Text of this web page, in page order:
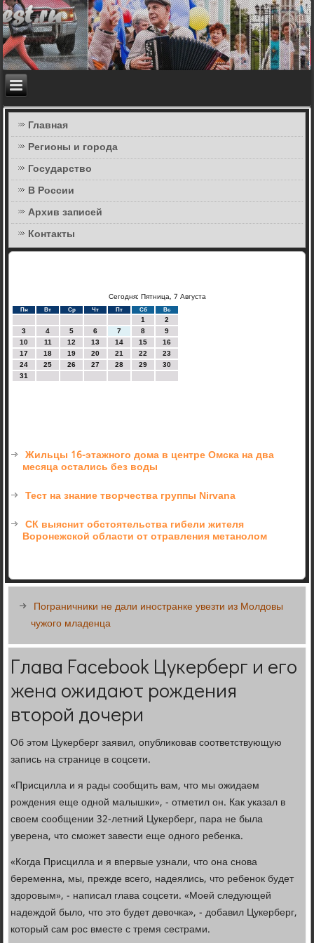
Главная
Регионы и города
Государство
В России
Архив записей
Контакты
Сегодня: Пятница, 7 Августа
Пн Вт Ср Чт Пт Сб Вс
1
2
3
4 5 6 7 8
9
10
11 12 13 14 15
16
17
18 19 20 21 22
23
24
25 26 27 28 29
30
31
Жильцы 16-этажного дома в центре Омска на два
месяца остались без воды
Тест на знание творчества группы Nirvana
СК выяснит обстоятельства гибели жителя
Воронежской области от отравления метанолом
Пограничники не дали иностранке увезти из Молдовы
чужого младенца
Глава Facebook Цукерберг и его
жена ожидают рождения
второй дочери
Об этом Цукерберг заявил, опубликовав соответствующую
запись на странице в соцсети.
«Присцилла и я рады сообщить вам, что мы ожидаем
рождения еще одной малышки», - отметил он. Как указал в
своем сообщении 32-летний Цукерберг, пара не была
уверена, что сможет завести еще одного ребенка.
«Когда Присцилла и я впервые узнали, что она снова
беременна, мы, прежде всего, надеялись, что ребенок будет
здоровым», - написал глава соцсети. «Моей следующей
надеждой было, что это будет девочка», - добавил Цукерберг,
который сам рос вместе с тремя сестрами.